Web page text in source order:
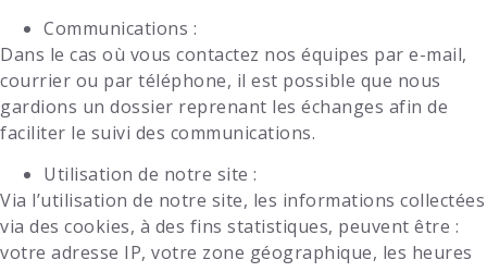
Communications :
Dans le cas où vous contactez nos équipes par e-mail,
courrier ou par téléphone, il est possible que nous
gardions un dossier reprenant les échanges afin de
faciliter le suivi des communications.
Utilisation de notre site :
Via l’utilisation de notre site, les informations collectées
via des cookies, à des fins statistiques, peuvent être :
votre adresse IP, votre zone géographique, les heures